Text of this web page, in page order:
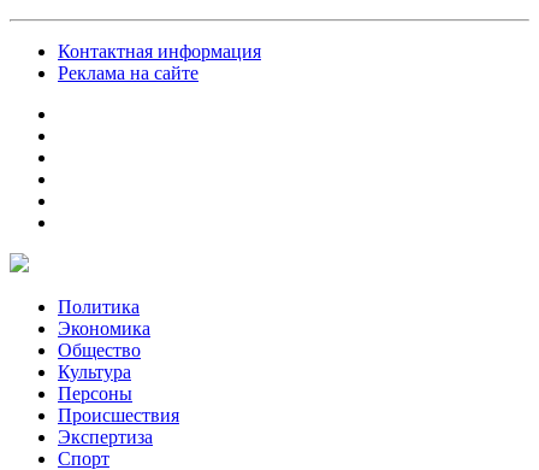
Контактная информация
Реклама на сайте
Политика
Экономика
Общество
Культура
Персоны
Происшествия
Экспертиза
Спорт